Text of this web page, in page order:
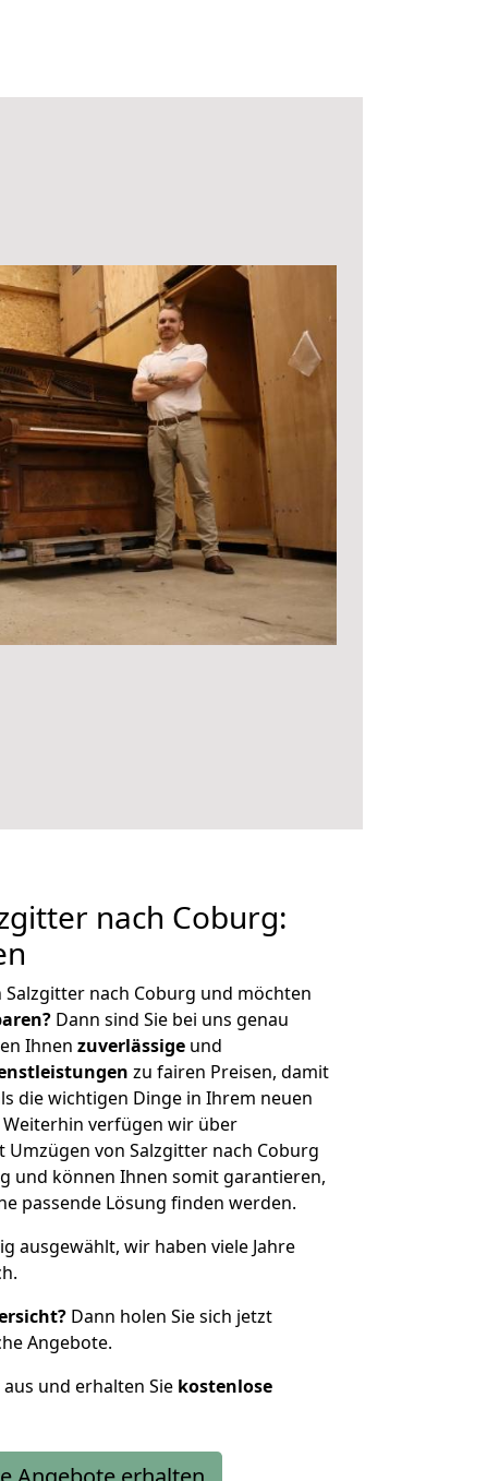
nach Coburg:
Salzgitter nach Coburg und möchten
Dann sind Sie bei uns genau
Ihnen zuverlässige und
zu fairen Preisen, damit
die wichtigen Dinge in Ihrem neuen
verfügen wir über
von Salzgitter nach Coburg
und können Ihnen somit garantieren,
passende Lösung finden werden.
ausgewählt, wir haben viele Jahre
Dann holen Sie sich jetzt
Angebote.
und erhalten Sie kostenlose